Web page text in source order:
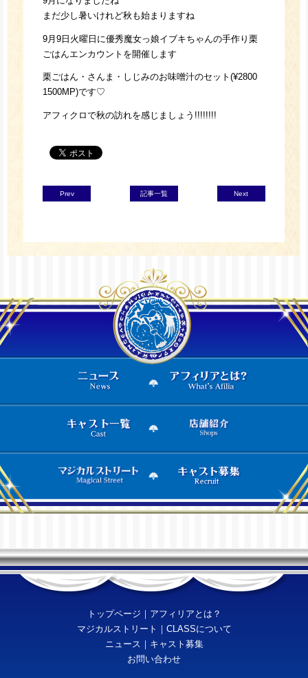
まだ少し暑いけれど秋も始まりますね
9月9日火曜日に優秀魔女っ娘イブキちゃんの手作り栗
ごはんエンカウントを開催します
栗ごはん・さんま・しじみのお味噌汁のセット(¥2800
1500MP)です♡
アフィクロで秋の訪れを感じましょう!!!!!!!!
Prev 記事一覧 Next
トップページ ｜ アフィリアとは？
マジカルストリート ｜ CLASSについて
ニュース ｜ キャスト募集
お問い合わせ